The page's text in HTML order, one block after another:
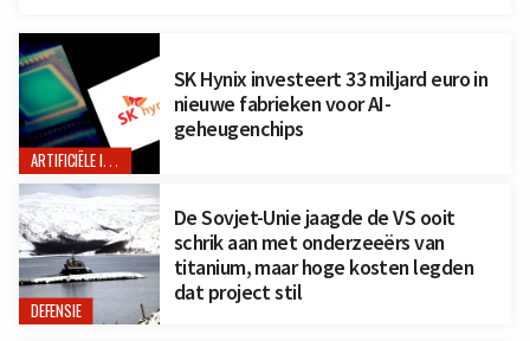
ARTIFICIËLE INTELLIGENTIE
SK Hynix investeert 33 miljard euro in
nieuwe fabrieken voor AI-
geheugenchips
DEFENSIE
De Sovjet-Unie jaagde de VS ooit
schrik aan met onderzeeërs van
titanium, maar hoge kosten legden
dat project stil